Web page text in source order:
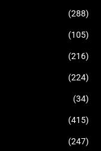
(288)
(105)
(216)
(224)
(34)
(415)
(247)